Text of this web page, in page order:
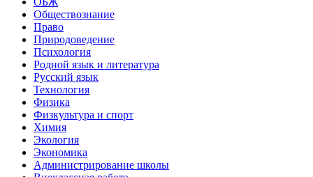
Обществознание
Право
Природоведение
Психология
Родной язык и литература
Русский язык
Технология
Физика
Физкультура и спорт
Химия
Экология
Экономика
Администрирование школы